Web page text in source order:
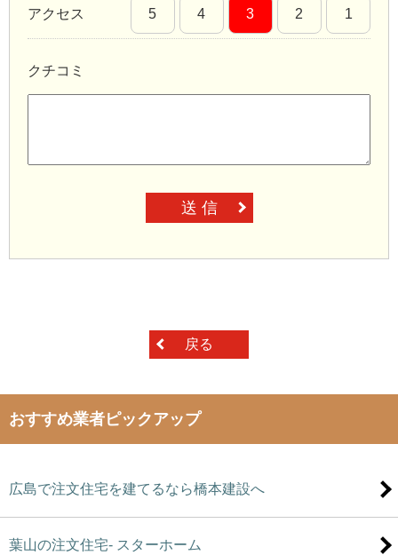
アクセス 5 4 3 2 1
クチコミ
送 信
戻る
おすすめ業者ピックアップ
広島で注文住宅を建てるなら橋本建設へ
葉山の注文住宅- スターホーム